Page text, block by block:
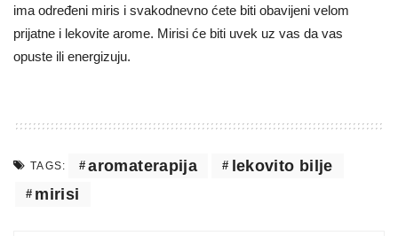
ima određeni miris i svakodnevno ćete biti obavijeni velom
prijatne i lekovite arome. Mirisi će biti uvek uz vas da vas
opuste ili energizuju.
TAGS: aromaterapija
lekovito bilje
mirisi